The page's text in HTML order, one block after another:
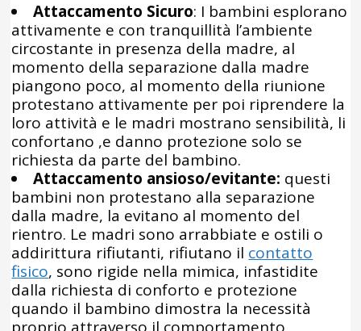
Attaccamento Sicuro: I bambini esplorano
attivamente e con tranquillità l’ambiente
circostante in presenza della madre, al
momento della separazione dalla madre
piangono poco, al momento della riunione
protestano attivamente per poi riprendere la
loro attività e le madri mostrano sensibilità, li
confortano ,e danno protezione solo se
richiesta da parte del bambino.
Attaccamento ansioso/evitante: questi
bambini non protestano alla separazione
dalla madre, la evitano al momento del
rientro. Le madri sono arrabbiate e ostili o
addirittura rifiutanti, rifiutano il contatto
fisico, sono rigide nella mimica, infastidite
dalla richiesta di conforto e protezione
quando il bambino dimostra la necessità